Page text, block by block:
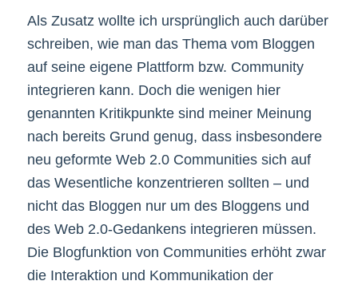
Als Zusatz wollte ich ursprünglich auch darüber
schreiben, wie man das Thema vom Bloggen
auf seine eigene Plattform bzw. Community
integrieren kann. Doch die wenigen hier
genannten Kritikpunkte sind meiner Meinung
nach bereits Grund genug, dass insbesondere
neu geformte Web 2.0 Communities sich auf
das Wesentliche konzentrieren sollten – und
nicht das Bloggen nur um des Bloggens und
des Web 2.0-Gedankens integrieren müssen.
Die Blogfunktion von Communities erhöht zwar
die Interaktion und Kommunikation der